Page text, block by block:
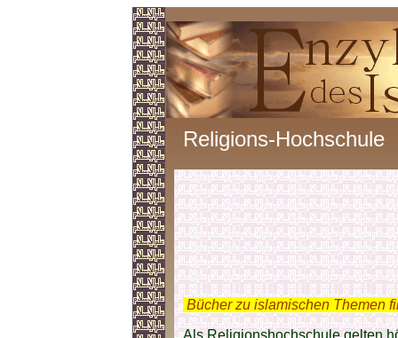
Religions-Hochschule
Bücher zu islamischen Themen
Als Religionshochschule gelten